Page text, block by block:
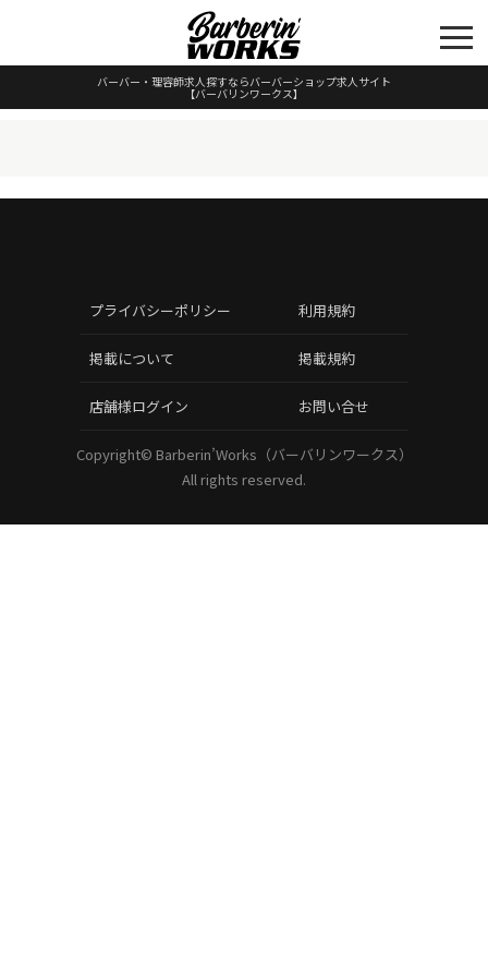
バーバー・理容師求人探すならバーバーショップ求人サイト
【バーバリンワークス】
プライバシーポリシー 利用規約
掲載について 掲載規約
店舗様ログイン お問い合せ
Copyright© Barberin’Works（バーバリンワークス）
All rights reserved.